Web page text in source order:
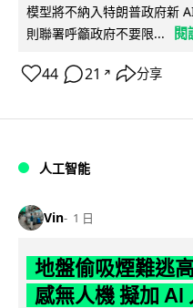
模型將不納入特朗普政府新
則聯署呼籲政府不要限...
閱
44 21 ↗ 分享
人工智能
Vin 1 日
地盤偷吸煙難逃
感無人機 擬加 AI